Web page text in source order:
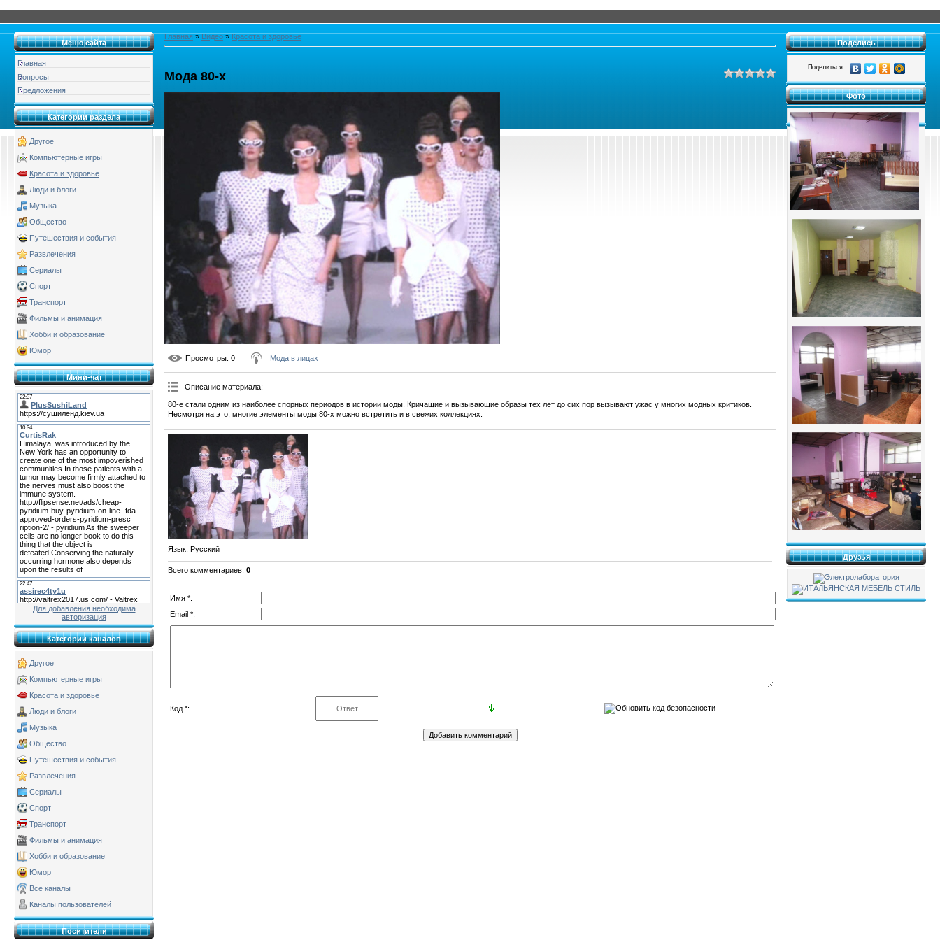
Меню сайта
Главная
Вопросы
Предложения
Категории раздела
Другое
Компьютерные игры
Красота и здоровье
Люди и блоги
Музыка
Общество
Путешествия и события
Развлечения
Сериалы
Спорт
Транспорт
Фильмы и анимация
Хобби и образование
Юмор
Мини-чат
Для добавления необходима
авторизация
Категории каналов
Другое
Компьютерные игры
Красота и здоровье
Люди и блоги
Музыка
Общество
Путешествия и события
Развлечения
Сериалы
Спорт
Транспорт
Фильмы и анимация
Хобби и образование
Юмор
Все каналы
Каналы пользователей
Поситители
Главная » Видео » Красота и здоровье
Мода 80-х
Просмотры: 0 Мода в лицах
Описание материала:
80-е стали одним из наиболее спорных периодов в истории моды. Кричащие и вызывающие образы тех лет до сих пор вызывают ужас у многих модных критиков.
Несмотря на это, многие элементы моды 80-х можно встретить и в свежих коллекциях.
Язык: Русский
Всего комментариев: 0
Имя *:
Email *:
Код *:
Поделись
Поделиться
Фото
Друзья